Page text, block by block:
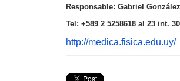
Responsable: Gabriel
Tel: +589 2 5258618 al 23 int.
http://medica.fisica.edu.uy/